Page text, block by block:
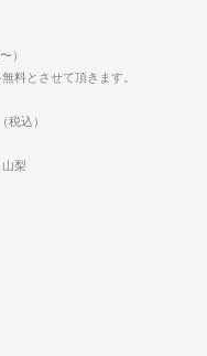
）
料とさせて頂きます。
税込）
梨